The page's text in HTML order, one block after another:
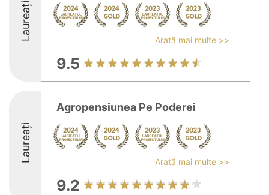
Laureați Arată mai multe >>
9.5
Laureați
Agropensiunea Pe Poderei
Arată mai multe >>
9.2